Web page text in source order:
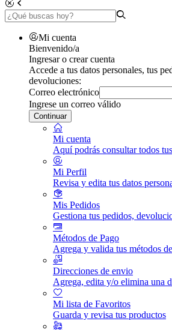
Mi cuenta
Bienvenido/a
Ingresar o crear cuenta
Accede a tus datos personales, tus
devoluciones:
Correo electrónico
Ingrese un correo válido
Continuar
Mi cuenta
Aquí podrás consultar todos
Mi Perfil
Revisa y edita tus datos
Mis Pedidos
Gestiona tus pedidos,
Métodos de Pago
Agrega y valida tus métodos
Direcciones de envio
Agrega, edita y/o elimina una
Mi lista de Favoritos
Guarda y revisa tus productos